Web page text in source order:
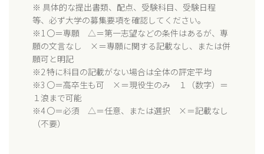
※ 具体的な提出書類、配点、受験科目、受験日程
等、必ず大学の募集要項を確認してください。
※1 〇＝専願 △＝第一志望などの条件はあるが、専
願の文言なし ×＝専願に関する記載なし、または併
願可と明記
※2 特に科目の記載がない場合は全体の評定平均
※3 〇＝高卒生も可 ×＝現役生のみ １（数字）＝
１浪まで可能
※4 〇＝必須 △＝任意、または選択 ×＝記載なし
（不要）